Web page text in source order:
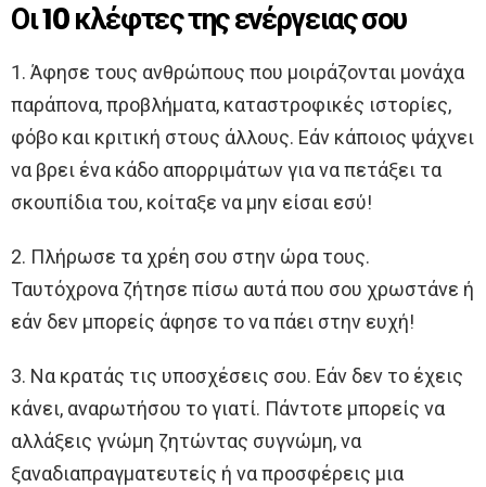
Οι 10 κλέφτες της ενέργειας σου
1. Άφησε τους ανθρώπους που μοιράζονται μονάχα
παράπονα, προβλήματα, καταστροφικές ιστορίες,
φόβο και κριτική στους άλλους. Εάν κάποιος ψάχνει
να βρει ένα κάδο απορριμάτων για να πετάξει τα
σκουπίδια του, κοίταξε να μην είσαι εσύ!
2. Πλήρωσε τα χρέη σου στην ώρα τους.
Ταυτόχρονα ζήτησε πίσω αυτά που σου χρωστάνε ή
εάν δεν μπορείς άφησε το να πάει στην ευχή!
3. Να κρατάς τις υποσχέσεις σου. Εάν δεν το έχεις
κάνει, αναρωτήσου το γιατί. Πάντοτε μπορείς να
αλλάξεις γνώμη ζητώντας συγνώμη, να
ξαναδιαπραγματευτείς ή να προσφέρεις μια